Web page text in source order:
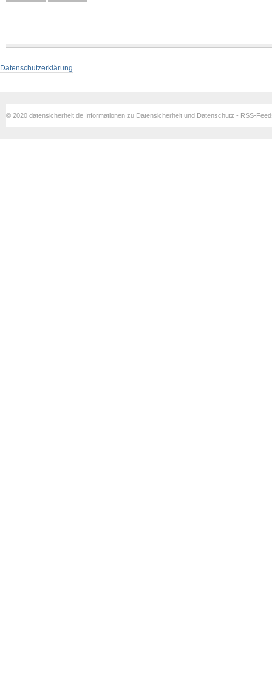
Datenschutzerklärung
© 2020 datensicherheit.de Informationen zu Datensicherheit und Datenschutz - RSS-